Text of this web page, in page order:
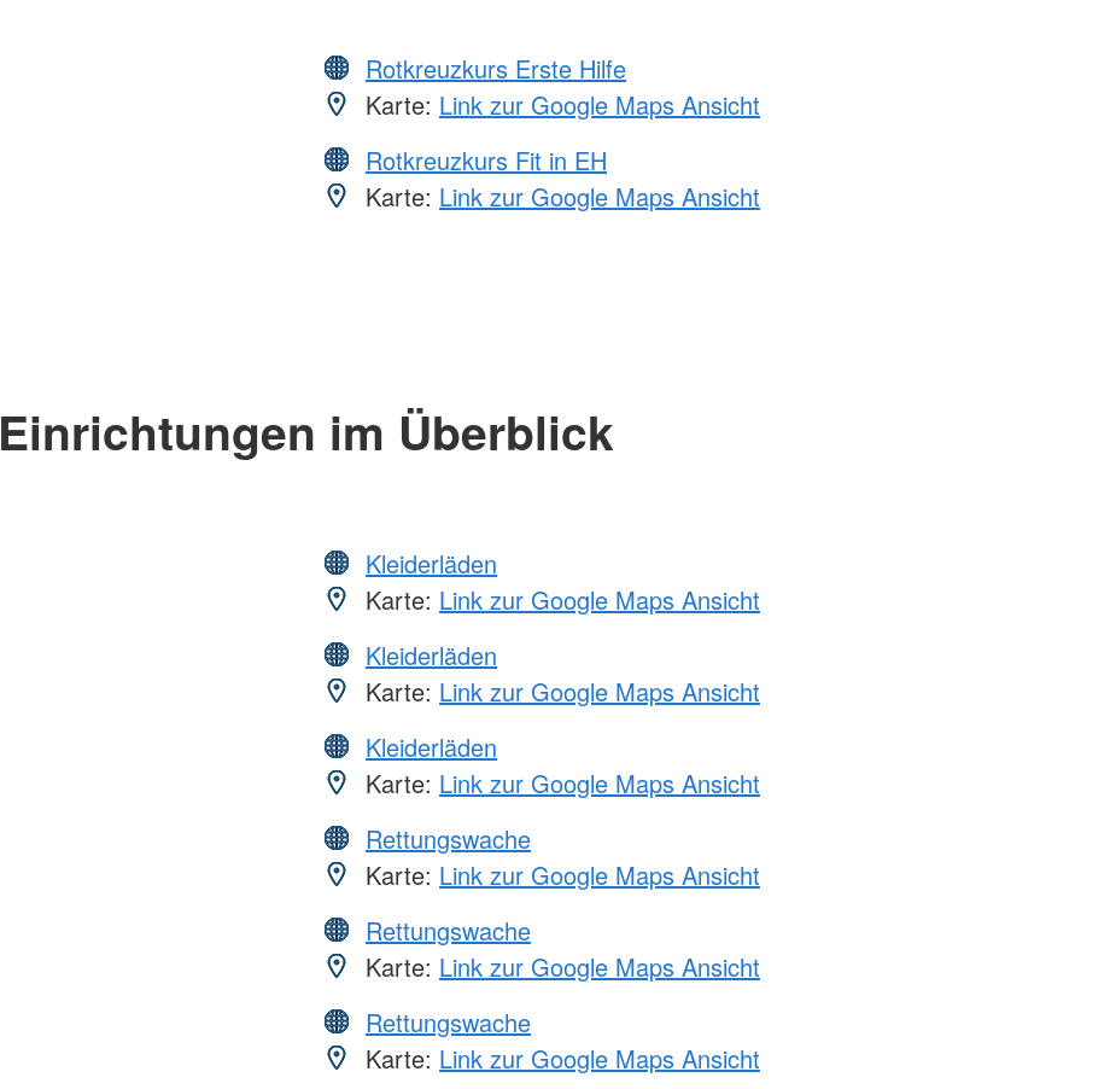
Rotkreuzkurs Erste Hilfe
Karte: Link zur Google Maps Ansicht
Rotkreuzkurs Fit in EH
Karte: Link zur Google Maps Ansicht
Einrichtungen im Überblick
Kleiderläden
Karte: Link zur Google Maps Ansicht
Kleiderläden
Karte: Link zur Google Maps Ansicht
Kleiderläden
Karte: Link zur Google Maps Ansicht
Rettungswache
Karte: Link zur Google Maps Ansicht
Rettungswache
Karte: Link zur Google Maps Ansicht
Rettungswache
Karte: Link zur Google Maps Ansicht